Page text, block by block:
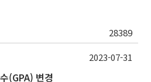
28389
(GPA) 변경
2023-07-31